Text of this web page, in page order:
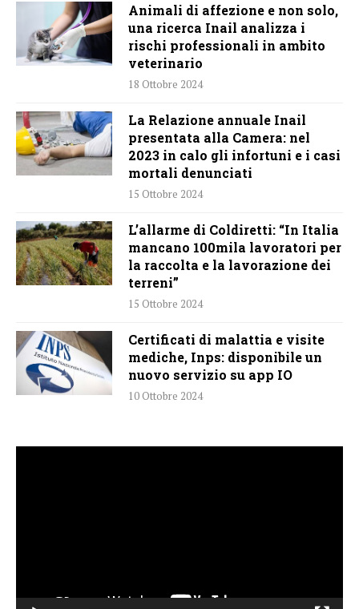
Animali di affezione e non solo,
una ricerca Inail analizza i
rischi professionali in ambito
veterinario
18 Ottobre 2024
La Relazione annuale Inail
presentata alla Camera: nel
2023 in calo gli infortuni e i casi
mortali denunciati
15 Ottobre 2024
L’allarme di Coldiretti: “In Italia
mancano 100mila lavoratori per
la raccolta e la lavorazione dei
terreni”
15 Ottobre 2024
Certificati di malattia e visite
mediche, Inps: disponibile un
nuovo servizio su app IO
10 Ottobre 2024